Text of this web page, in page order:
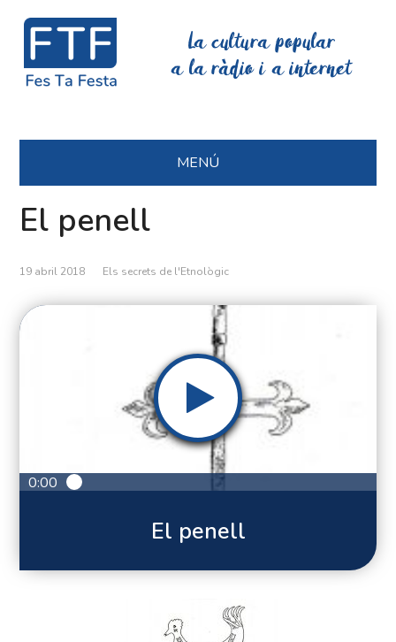
La cultura popular
a la ràdio i a internet
MENÚ
El penell
19 abril 2018 Els secrets de l'Etnològic
0:00
El penell